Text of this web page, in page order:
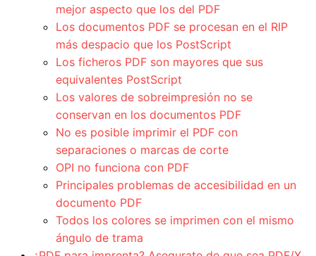
mejor aspecto que los del PDF
Los documentos PDF se procesan en el RIP
más despacio que los PostScript
Los ficheros PDF son mayores que sus
equivalentes PostScript
Los valores de sobreimpresión no se
conservan en los documentos PDF
No es posible imprimir el PDF con
separaciones o marcas de corte
OPI no funciona con PDF
Principales problemas de accesibilidad en un
documento PDF
Todos los colores se imprimen con el mismo
ángulo de trama